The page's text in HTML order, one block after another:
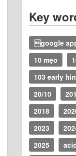
Key
google
10 mẹo
103 early
20/10
2018
2023
2025